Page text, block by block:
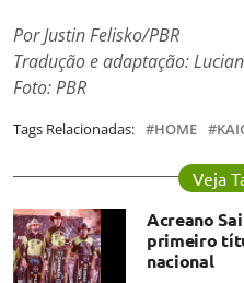
Por Justin Felisko/PBR
Tradução e adaptação:
Foto: PBR
Tags Relacionadas: HOME
Veja
Acreano
primeiro
nacional